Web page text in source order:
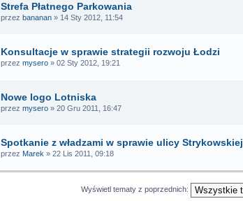
Strefa Płatnego Parkowania
przez bananan » 14 Sty 2012, 11:54
Konsultacje w sprawie strategii rozwoju Łodzi
przez mysero » 02 Sty 2012, 19:21
Nowe logo Lotniska
przez mysero » 20 Gru 2011, 16:47
Spotkanie z władzami w sprawie ulicy Strykowskiej
przez Marek » 22 Lis 2011, 09:18
Wyświetl tematy z poprzednich: